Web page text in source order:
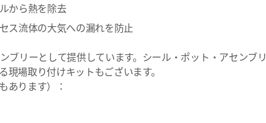
から熱を除去
ス流体の大気への漏れを防止
ブリーとして提供しています。シール・ポット・アセンブリ
場取り付けキットもございます。
あります）：